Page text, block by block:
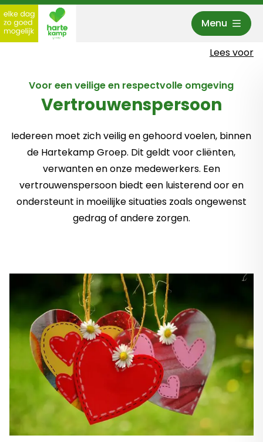
Menu
Lees voor
Vertrouwenspersoon
Voor een veilige en respectvolle omgeving
Iedereen moet zich veilig en gehoord voelen, binnen
de Hartekamp Groep. Dit geldt voor cliënten,
verwanten en onze medewerkers. Een
vertrouwenspersoon biedt een luisterend oor en
ondersteunt in moeilijke situaties zoals ongewenst
gedrag of andere zorgen.